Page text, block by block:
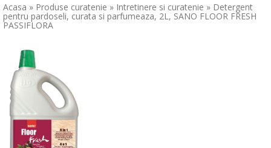
Acasa » Produse curatenie » Intretinere si curatenie » Detergent
pentru pardoseli, curata si parfumeaza, 2L, SANO FLOOR FRESH
PASSIFLORA